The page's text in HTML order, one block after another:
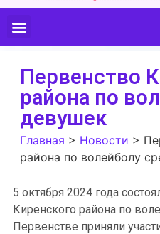
Первенство
района по
девушек
Главная > Новости >
района по волейболу
5 октября 2024 года
Киренского района по
Первенстве приняли